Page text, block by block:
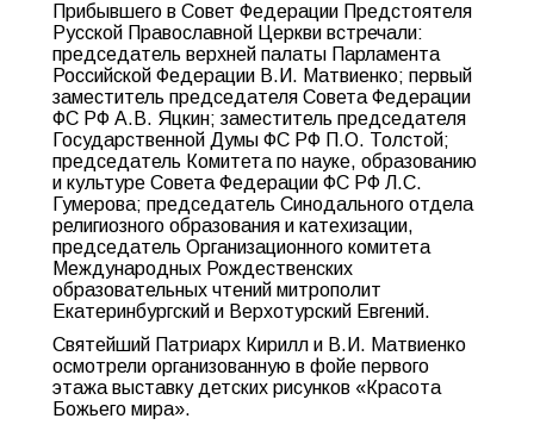
Прибывшего в Совет Федерации Предстоятеля
Русской Православной Церкви встречали:
председатель верхней палаты Парламента
Российской Федерации В.И. Матвиенко; первый
заместитель председателя Совета Федерации
ФС РФ А.В. Яцкин; заместитель председателя
Государственной Думы ФС РФ П.О. Толстой;
председатель Комитета по науке, образованию
и культуре Совета Федерации ФС РФ Л.С.
Гумерова; председатель Синодального отдела
религиозного образования и катехизации,
председатель Организационного комитета
Международных Рождественских
образовательных чтений митрополит
Екатеринбургский и Верхотурский Евгений.
Святейший Патриарх Кирилл и В.И. Матвиенко
осмотрели организованную в фойе первого
этажа выставку детских рисунков «Красота
Божьего мира».